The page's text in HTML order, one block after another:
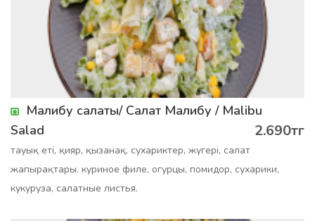
Малибу салаты/ Салат Малибу / Malibu
Salad
2.690тг
тауық еті, қияр, қызанақ, сухариктер, жүгері, салат
жапырақтары. куриное филе, огурцы, помидор, сухарики,
кукуруза, салатные листья.